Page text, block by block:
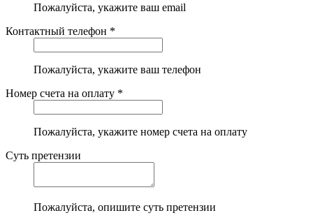
Пожалуйста, укажите ваш email
Контактный телефон *
Пожалуйста, укажите ваш телефон
Номер счета на оплату *
Пожалуйста, укажите номер счета на оплату
Суть претензии
Пожалуйста, опишите суть претензии